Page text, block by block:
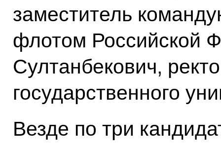
заместитель
флотом Российской
Султанбекович,
государственного
Везде по три